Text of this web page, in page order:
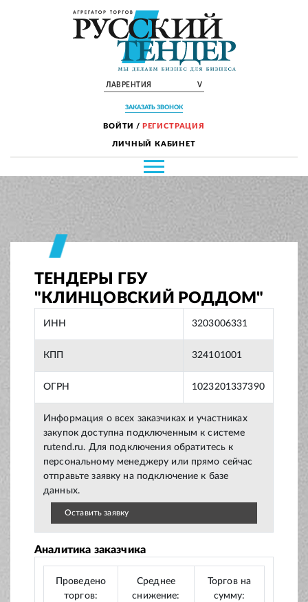
ЛАВРЕНТИЯ V
ЗАКАЗАТЬ ЗВОНОК
ВОЙТИ / РЕГИСТРАЦИЯ
ЛИЧНЫЙ КАБИНЕТ
ТЕНДЕРЫ ГБУ
"КЛИНЦОВСКИЙ РОДДОМ"
ИНН 3203006331
КПП 324101001
ОГРН 1023201337390
Информация о всех заказчиках и участниках
закупок доступна подключенным к системе
rutend.ru. Для подключения обратитесь к
персональному менеджеру или прямо сейчас
отправьте заявку на подключение к базе
данных.
Оставить заявку
Аналитика заказчика
Проведено
торгов:
Среднее
снижение:
Торгов на
сумму: